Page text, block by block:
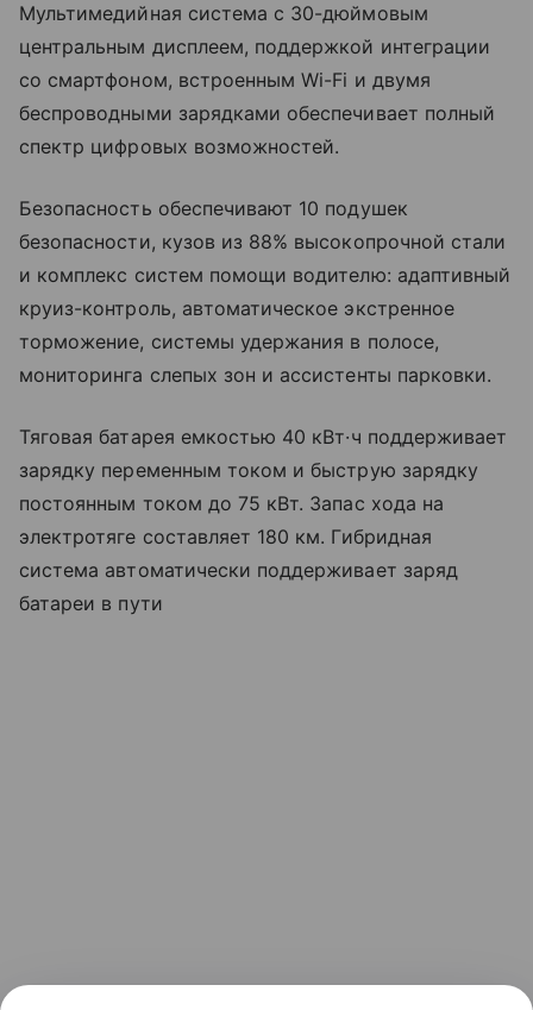
Мультимедийная система с 30-дюймовым
центральным дисплеем, поддержкой интеграции
со смартфоном, встроенным Wi-Fi и двумя
беспроводными зарядками обеспечивает полный
спектр цифровых возможностей.
Безопасность обеспечивают 10 подушек
безопасности, кузов из 88% высокопрочной стали
и комплекс систем помощи водителю: адаптивный
круиз-контроль, автоматическое экстренное
торможение, системы удержания в полосе,
мониторинга слепых зон и ассистенты парковки.
Тяговая батарея емкостью 40 кВт·ч поддерживает
зарядку переменным током и быструю зарядку
постоянным током до 75 кВт. Запас хода на
электротяге составляет 180 км. Гибридная
система автоматически поддерживает заряд
батареи в пути